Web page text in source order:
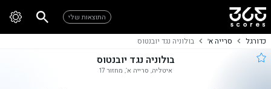
התוצאות שלי
כדורגל סרייה א' בולוניה נגד יובנטוס
בולוניה נגד יובנטוס
איטליה, סרייה א', מחזור 17